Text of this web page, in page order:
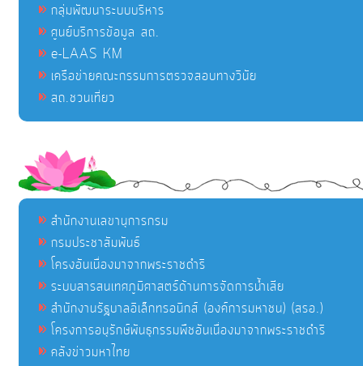
กลุ่มพัฒนาระบบบริหาร
ศูนย์บริการข้อมูล สถ.
e-LAAS KM
เครือข่ายคณะกรรมการตรวจสอบทางวินัย
สถ.ชวนเที่ยว
สำนักงานเลขานุการกรม
กรมประชาสัมพันธ์
โครงอันเนื่องมาจากพระราชดำริ
ระบบสารสนเทศภูมิศาสตร์ด้านการจัดการน้ำเสีย
สำนักงานรัฐบาลอิเล็กทรอนิกส์ (องค์การมหาชน) (สรอ.)
โครงการอนุรักษ์พันธุกรรมพืชอันเนื่องมาจากพระราชดำริ
คลังข่าวมหาไทย